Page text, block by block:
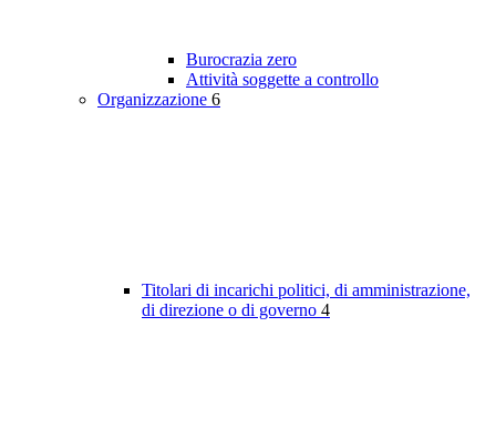
Burocrazia zero
Attività soggette a controllo
Organizzazione 6
Titolari di incarichi politici, di amministrazione,
di direzione o di governo 4